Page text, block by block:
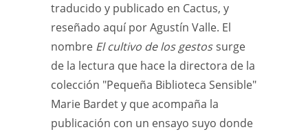
traducido y publicado en Cactus, y
reseñado aquí por Agustín Valle. El
nombre El cultivo de los gestos surge
de la lectura que hace la directora de la
colección "Pequeña Biblioteca Sensible"
Marie Bardet y que acompaña la
publicación con un ensayo suyo donde